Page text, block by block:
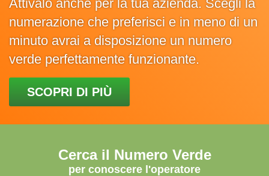
Attivalo anche per la tua azienda. Scegli la
numerazione che preferisci e in meno di un
minuto avrai a disposizione un numero
verde perfettamente funzionante.
SCOPRI DI PIÙ
Cerca il Numero Verde
per conoscere l'operatore